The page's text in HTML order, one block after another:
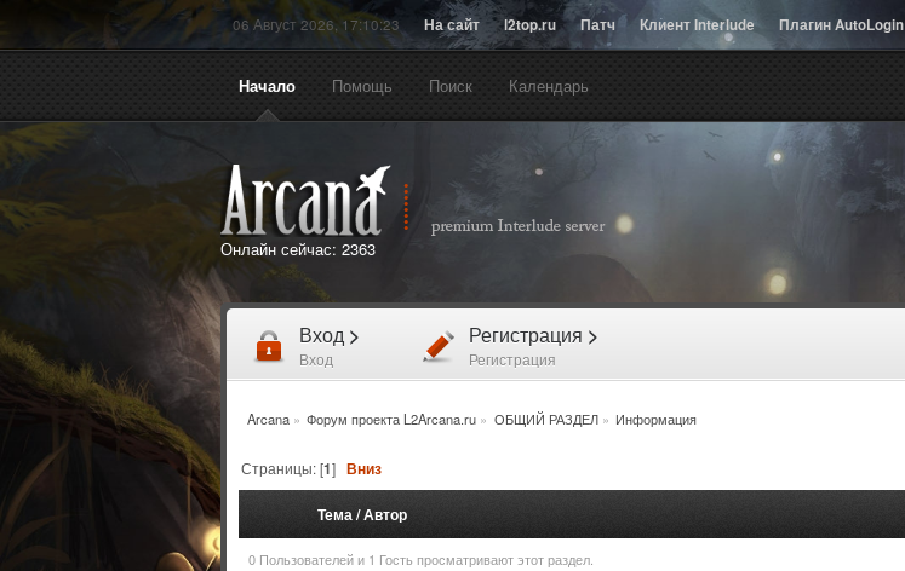
06 Август 2026, 17:10:23 На сайт l2top.ru Патч Клиент Interlude Плагин AutoLogin
Начало Помощь Поиск Календарь
Онлайн сейчас: 2363
Вход >
Вход
Регистрация >
Регистрация
Arcana» Форум проекта L2Arcana.ru » ОБЩИЙ РАЗДЕЛ» Информация
Страницы: [1]Вниз
Тема/Автор
0 Пользователей и 1 Гость просматривают этот раздел.